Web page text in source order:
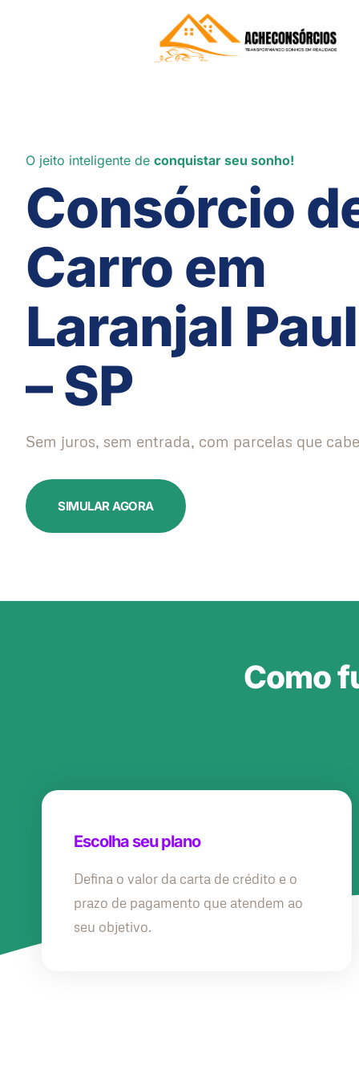
O jeito inteligente de conquistar seu sonho!
Consórcio
Carro em
Laranjal
– SP
Sem juros, sem entrada, com parcelas que
SIMULAR AGORA
Como
Escolha seu plano
Defina o valor da carta de crédito e o
prazo de pagamento que atendem ao
seu objetivo.